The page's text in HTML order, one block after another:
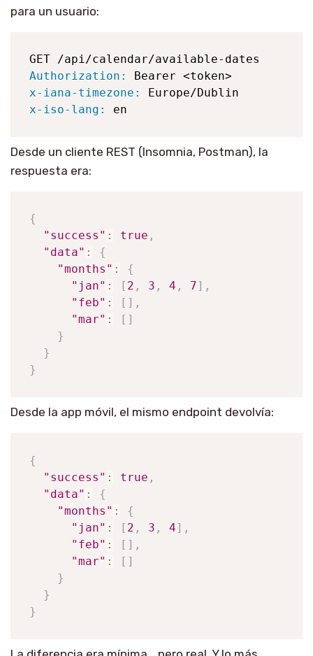
para un usuario:
Authorization:
x-iana-timezone:
x-iso-lang:
en
Desde un cliente REST (Insomnia, Postman), la
respuesta era:
{
"success" : true ,
"data" :
{
"months" :
{
"jan" : [ 2 , 3 , 4 , 7] ,
"feb" : [ ] ,
"mar" : [ ]
}
}
}
Desde la app móvil, el mismo endpoint devolvía:
{
"success" : true ,
"data" :
{
"months" :
{
"jan" : [ 2 , 3 , 4] ,
"feb" : [ ] ,
"mar" : [ ]
}
}
}